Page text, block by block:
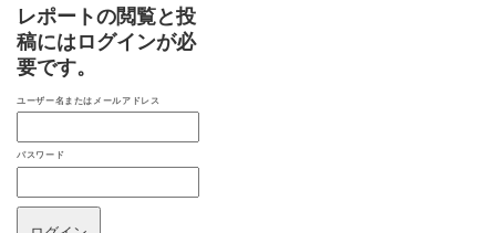
レポートの閲覧と投
稿にはログインが必
要です。
ユーザー名またはメールアドレス
パスワード